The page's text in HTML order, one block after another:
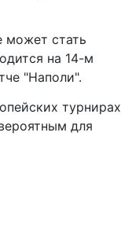
может стать
на 14-м
"Наполи".
турнирах
для